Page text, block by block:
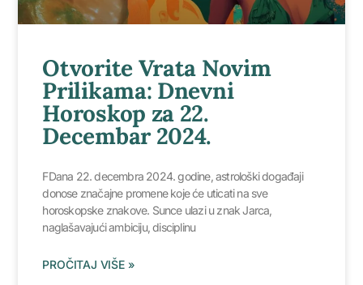
Otvorite Vrata Novim
Prilikama: Dnevni
Horoskop za 22.
Decembar 2024.
FDana 22. decembra 2024. godine, astrološki događaji
donose značajne promene koje će uticati na sve
horoskopske znakove. Sunce ulazi u znak Jarca,
naglašavajući ambiciju, disciplinu
PROČITAJ VIŠE »